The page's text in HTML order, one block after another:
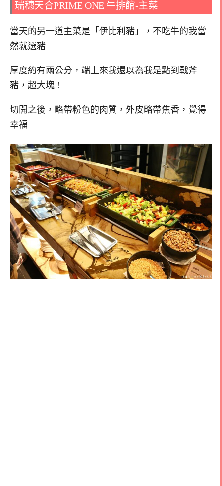
瑞穗天合PRIME ONE 牛排館-主菜
當天的另一道主菜是「伊比利豬」，不吃牛的我當
然就選豬
厚度約有兩公分，端上來我還以為我是點到戰斧
豬，超大塊!!
切開之後，略帶粉色的肉質，外皮略帶焦香，覺得
幸福